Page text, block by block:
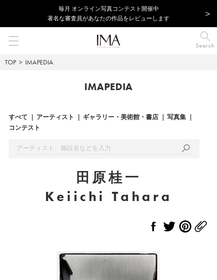
毎⽉ オンライン写真コンテスト開催中
著名な審査員があなたの作品をレビューします
Search
TOP IMAPEDIA
IMAPEDIA
すべて アーティスト ギャラリー・美術館・書店
写真集
コンテスト
田原桂一
Keiichi Tahara